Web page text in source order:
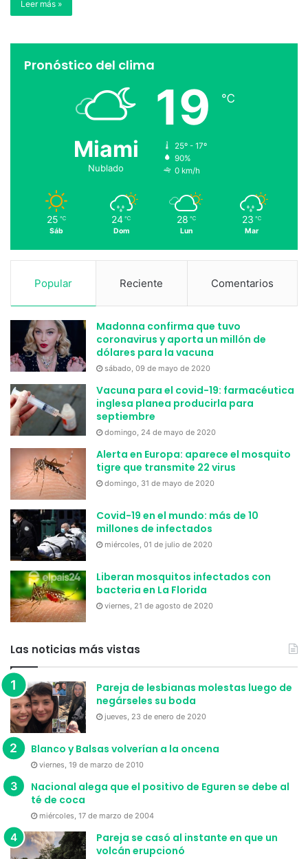
Leer más »
Pronóstico del clima
Miami
Nublado
19 ℃
25º - 17º
90%
0 km/h
25 ℃
Sáb
24 ℃
Dom
28 ℃
Lun
23 ℃
Mar
Popular Reciente Comentarios
Madonna confirma que tuvo
coronavirus y aporta un millón de
dólares para la vacuna
sábado, 09 de mayo de 2020
Vacuna para el covid-19: farmacéutica
inglesa planea producirla para
septiembre
domingo, 24 de mayo de 2020
Alerta en Europa: aparece el mosquito
tigre que transmite 22 virus
domingo, 31 de mayo de 2020
Covid-19 en el mundo: más de 10
millones de infectados
miércoles, 01 de julio de 2020
Liberan mosquitos infectados con
bacteria en La Florida
viernes, 21 de agosto de 2020
Las noticias más vistas
Pareja de lesbianas molestas luego de
negárseles su boda
jueves, 23 de enero de 2020
Blanco y Balsas volverían a la oncena
viernes, 19 de marzo de 2010
Nacional alega que el positivo de Eguren se debe al
té de coca
miércoles, 17 de marzo de 2004
Pareja se casó al instante en que un
volcán erupcionó